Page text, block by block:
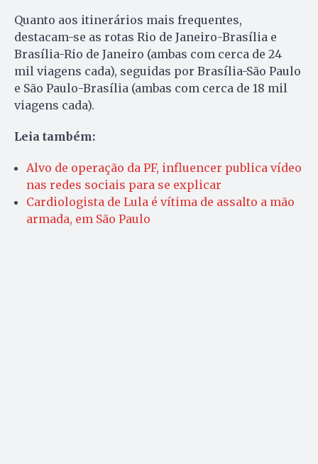
Quanto aos itinerários mais frequentes,
destacam-se as rotas Rio de Janeiro-Brasília e
Brasília-Rio de Janeiro (ambas com cerca de 24
mil viagens cada), seguidas por Brasília-São Paulo
e São Paulo-Brasília (ambas com cerca de 18 mil
viagens cada).
Leia também:
Alvo de operação da PF, influencer publica vídeo
nas redes sociais para se explicar
Cardiologista de Lula é vítima de assalto a mão
armada, em São Paulo